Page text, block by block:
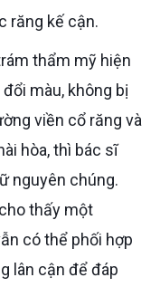
răng kế cận.
màu, không bị
viền cổ răng và
hòa, thì bác sĩ
nguyên chúng.
thấy một
có thể phối hợp
lân cận để đáp